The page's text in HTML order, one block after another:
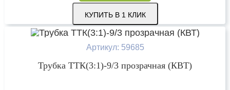
КУПИТЬ В 1 КЛИК
Артикул: 59685
Трубка ТТК(3:1)-9/3 прозрачная (КВТ)